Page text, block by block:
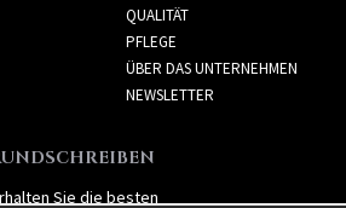
QUALITÄT
PFLEGE
ÜBER DAS UNTERNEHMEN
NEWSLETTER
Sie die besten